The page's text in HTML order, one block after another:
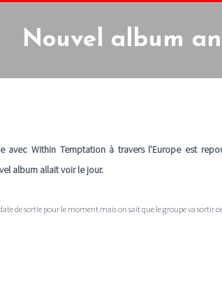
Nouvel album
avec Within Temptation à travers l'Europe est
album allait voir le jour.
de sortie pour le moment mais on sait que le groupe va sortir ce